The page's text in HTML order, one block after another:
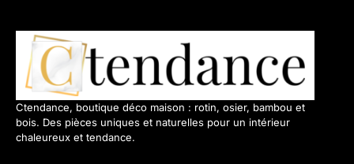
Ctendance, boutique déco maison : rotin, osier, bambou et
bois. Des pièces uniques et naturelles pour un intérieur
chaleureux et tendance.